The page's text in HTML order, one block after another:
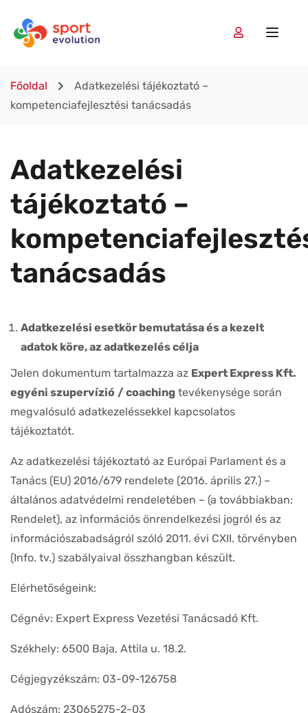
Főoldal
Adatkezelési tájékoztató –
kompetenciafejlesztési tanácsadás
Adatkezelési
tájékoztató –
tanácsadás
Adatkezelési esetkör bemutatása és a kezelt
adatok köre, az adatkezelés célja
Jelen dokumentum tartalmazza az Expert Express Kft.
egyéni szupervízió / coaching tevékenysége során
megvalósuló adatkezeléssekkel kapcsolatos
tájékoztatót.
Az adatkezelési tájékoztató az Európai Parlament és a
Tanács (EU) 2016/679 rendelete (2016. április 27.) –
általános adatvédelmi rendeletében – (a továbbiakban:
Rendelet), az információs önrendelkezési jogról és az
információszabadságról szóló 2011. évi CXII. törvényben
(Info. tv.) szabályaival összhangban készült.
Elérhetőségeink:
Cégnév: Expert Express Vezetési Tanácsadó Kft.
Székhely: 6500 Baja, Attila u. 18.2.
Cégjegyzékszám: 03-09-126758
Adószám: 23065275-2-03